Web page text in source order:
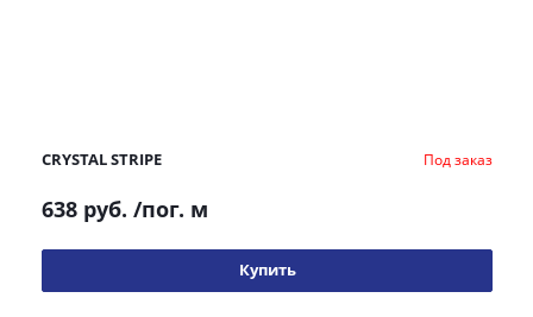
CRYSTAL STRIPE Под заказ
638 руб. /пог. м
Купить